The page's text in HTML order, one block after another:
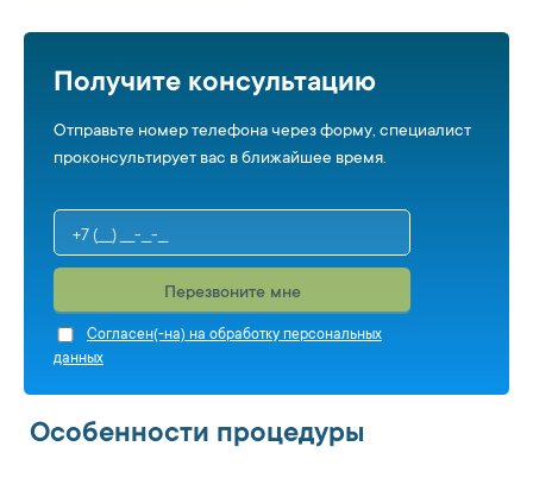
Получите консультацию
Отправьте номер телефона через форму, специалист
проконсультирует вас в ближайшее время.
Перезвоните мне
Cогласен(-на) на обработку персональных
данных
Особенности процедуры